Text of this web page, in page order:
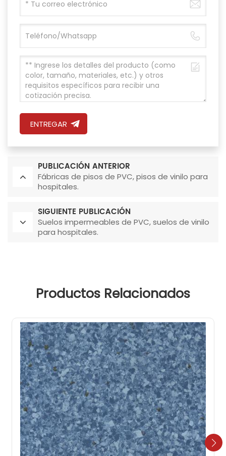
ENTREGAR
PUBLICACIÓN ANTERIOR
Fábricas de pisos de PVC, pisos de vinilo para
hospitales.
SIGUIENTE PUBLICACIÓN
Suelos impermeables de PVC, suelos de vinilo
para hospitales.
Productos Relacionados